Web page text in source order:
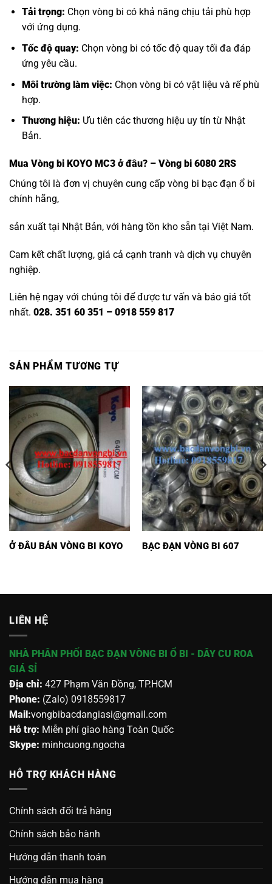
Tải trọng: Chọn vòng bi có khả năng chịu tải phù hợp
với ứng dụng.
Tốc độ quay: Chọn vòng bi có tốc độ quay tối đa đáp
ứng yêu cầu.
Môi trường làm việc: Chọn vòng bi có vật liệu và rế phù
hợp.
Thương hiệu: Ưu tiên các thương hiệu uy tín từ Nhật
Bản.
Mua Vòng bi KOYO MC3 ở đâu? – Vòng bi 6080 2RS
Chúng tôi là đơn vị chuyên cung cấp vòng bi bạc đạn ổ bi
chính hãng,
sản xuất tại Nhật Bản, với hàng tồn kho sẵn tại Việt Nam.
Cam kết chất lượng, giá cả cạnh tranh và dịch vụ chuyên
nghiệp.
Liên hệ ngay với chúng tôi để được tư vấn và báo giá tốt
nhất. 028. 351 60 351 – 0918 559 817
SẢN PHẨM TƯƠNG TỰ
Ở ĐÂU BÁN VÒNG BI KOYO BẠC ĐẠN VÒNG BI 607
LIÊN HỆ
NHÀ PHÂN PHỐI BẠC ĐẠN VÒNG BI Ổ BI - DÂY CU ROA
GIÁ SỈ
Địa chỉ: 427 Phạm Văn Đồng, TP.HCM
Phone: (Zalo) 0918559817
Mail:vongbibacdangiasi@gmail.com
Hỗ trợ: Miễn phí giao hàng Toàn Quốc
Skype: minhcuong.ngocha
HỖ TRỢ KHÁCH HÀNG
Chính sách đổi trả hàng
Chính sách bảo hành
Hướng dẫn thanh toán
Hướng dẫn mua hàng